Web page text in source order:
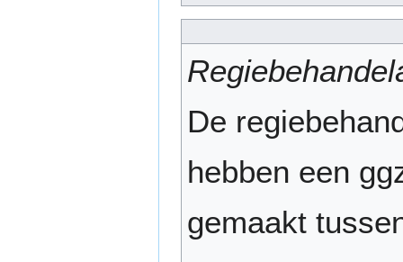
De
hebben een
gemaakt